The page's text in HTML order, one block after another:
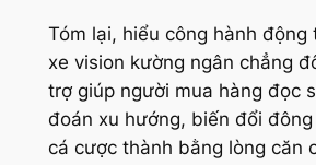
Tóm lại, hiểu công hành động
xe vision kường ngân chẳng
trợ giúp người mua hàng đọc
đoán xu hướng, biến đổi
cá cược thành bằng lòng căn